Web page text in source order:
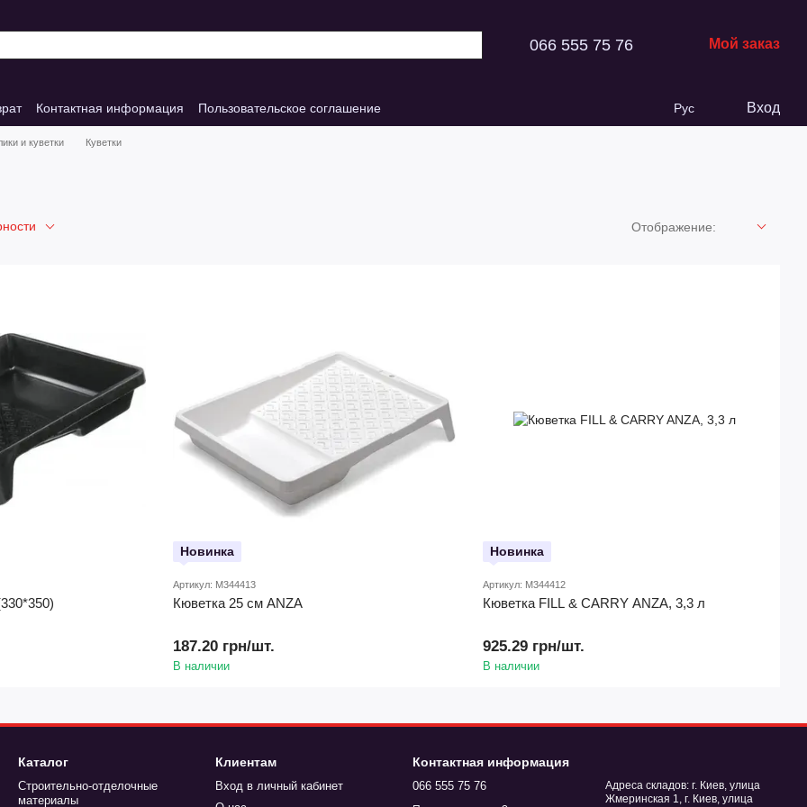
066 555 75 76 Мой заказ
Контактная информация Пользовательское соглашение Рус Вход
и куветки Куветки
Отображение:
Новинка
Артикул: M344413
Кюветка 25 см ANZA
187.20 грн/шт.
В наличии
Новинка
Артикул: M344412
Кюветка FILL & CARRY ANZA, 3,3 л
925.29 грн/шт.
В наличии
Каталог
Строительно-отделочные
материалы
Клиентам
Вход в личный кабинет
Контактная информация
066 555 75 76
Адреса складов: г. Киев, улица
Жмеринская 1, г. Киев, улица